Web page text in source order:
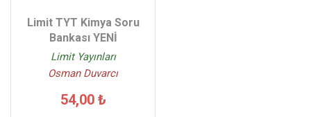
Limit TYT Kimya Soru
Bankası YENİ
Limit Yayınları
Osman Duvarcı
54,00 ₺